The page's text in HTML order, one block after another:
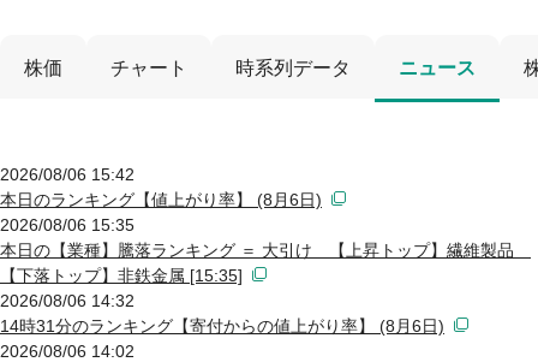
株価 チャート 時系列データ ニュース
2026/08/06 15:42
本日のランキング【値上がり率】 (8月6日)
2026/08/06 15:35
本日の【業種】騰落ランキング ＝ 大引け 【上昇トップ】繊維製品
【下落トップ】非鉄金属 [15:35]
2026/08/06 14:32
14時31分のランキング【寄付からの値上がり率】 (8月6日)
2026/08/06 14:02